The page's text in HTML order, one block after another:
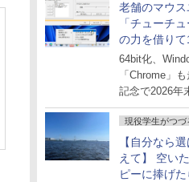
老舗のマウス
「チューチ
の力を借り
64bit化、
「Chrome」
記念で2026年
現役学生がつづ
【自分なら
えて】 空い
ピーに捧げた